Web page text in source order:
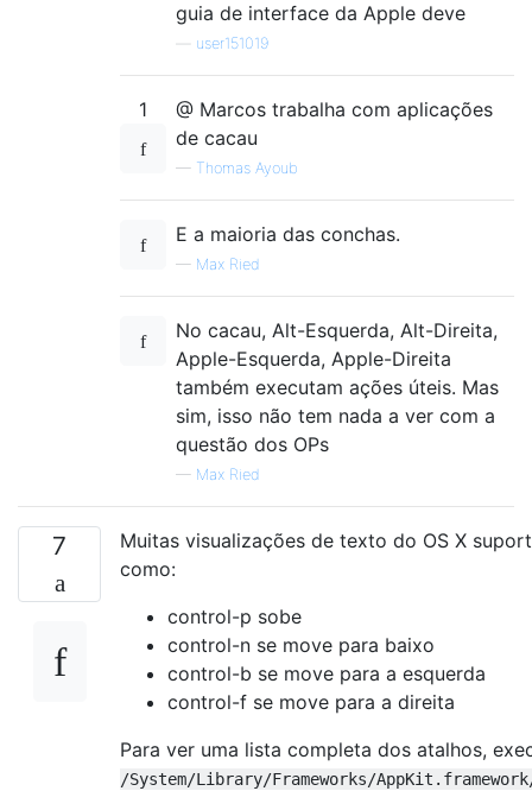
guia de interface da Apple deve
user151019
1
@ Marcos trabalha com aplicações
de cacau
— Thomas Ayoub
E a maioria das conchas.
— Max Ried
No cacau, Alt-Esquerda, Alt-Direita,
Apple-Esquerda, Apple-Direita
também executam ações úteis. Mas
sim, isso não tem nada a ver com a
questão dos OPs
— Max Ried
7
Muitas visualizações de texto do OS X
como:
control-p sobe
control-n se move para baixo
control-b se move para a esquerda
control-f se move para a direita
Para ver uma lista completa dos atalhos,
/System/Library/Frameworks/